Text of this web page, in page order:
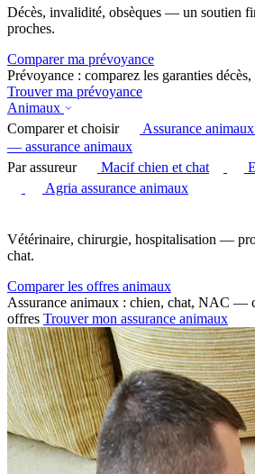
Décès, invalidité, obsèques — un soutien
proches.
Comparer ma prévoyance
Prévoyance : comparez les garanties
Trouver ma prévoyance
Animaux
Comparer et choisir
Assurance
— assurance animaux
Par assureur
Macif chien et chat
Agria assurance animaux
Vétérinaire, chirurgie, hospitalisation —
chat.
Comparer les offres animaux
Assurance animaux : chien, chat, NAC —
offres Trouver mon assurance animaux